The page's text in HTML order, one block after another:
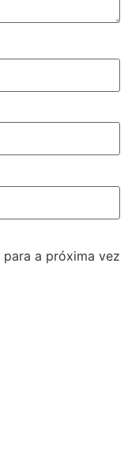
a próxima vez